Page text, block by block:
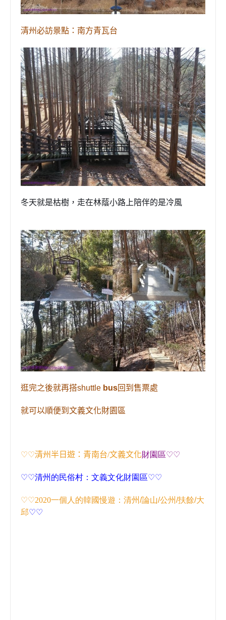
清州必訪景點： 南方青瓦台
冬天就是枯樹，走在林蔭小路上陪伴的是冷風
逛完之後就再搭shuttle bus回到售票處
就可以順便到文義文化財園區
♡♡清州半日遊：青南台/文義文化財園區♡♡
♡♡清州的民俗村：文義文化財園區♡♡
♡♡2020一個人的韓國慢遊：清州/論山/公州/扶餘/大
邱♡♡